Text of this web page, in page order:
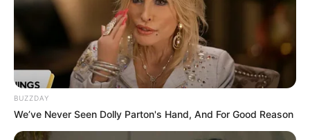
BUZZDAY
We’ve Never Seen Dolly Parton's Hand, And For Good Reason